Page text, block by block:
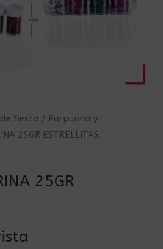
fiesta / Purpurina y
25GR ESTRELLITAS
25GR